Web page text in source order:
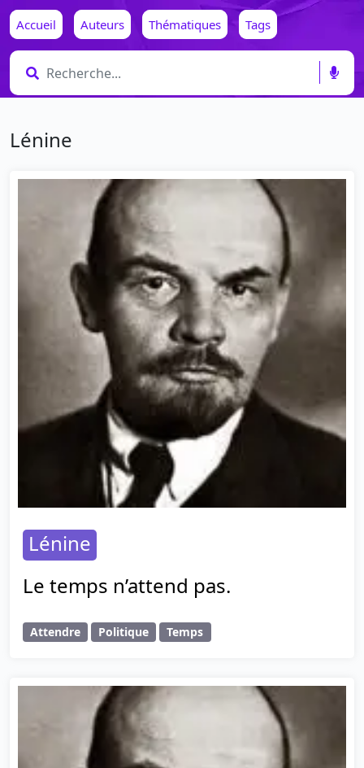
Accueil Auteurs Thématiques Tags
Lénine
Lénine
Le temps n’attend pas.
Attendre Politique Temps